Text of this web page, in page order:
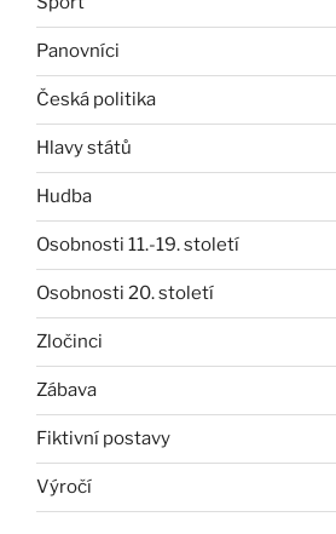
Panovníci
Česká politika
Hlavy států
Hudba
Osobnosti 11.-19. století
Osobnosti 20. století
Zločinci
Zábava
Fiktivní postavy
Výročí